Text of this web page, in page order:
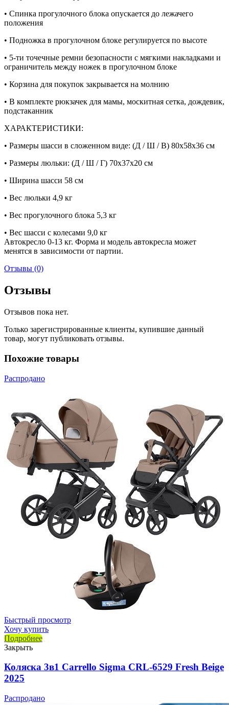
• Спинка прогулочного блока опускается до лежачего
положения
• Подножка в прогулочном блоке регулируется по высоте
• 5-ти точечные ремни безопасности с мягкими накладками и
ограничитель между ножек в прогулочном блоке
• Корзина для покупок закрывается на молнию
• В комплекте рюкзачек для мамы, москитная сетка, дождевик,
подстаканник
ХАРАКТЕРИСТИКИ:
• Размеры шасси в сложенном виде: (Д / Ш / В) 80х58х36 см
• Размеры люльки: (Д / Ш / Г) 70х37х20 см
• Ширина шасси 58 см
• Вес люльки 4,9 кг
• Вес прогулочного блока 5,3 кг
• Вес шасси с колесами 9,0 кг
Автокресло 0-13 кг. Форма и модель автокресла может
менятся в зависимости от партии.
Отзывы (0)
Отзывы
Отзывов пока нет.
Только зарегистрированные клиенты, купившие данный
товар, могут публиковать отзывы.
Похожие товары
Распродано
Быстрый просмотр
Хочу купить
Подробнее
Закрыть
Коляска 3в1 Carrello Sigma CRL-6529 Fresh Beige
2025
Распродано